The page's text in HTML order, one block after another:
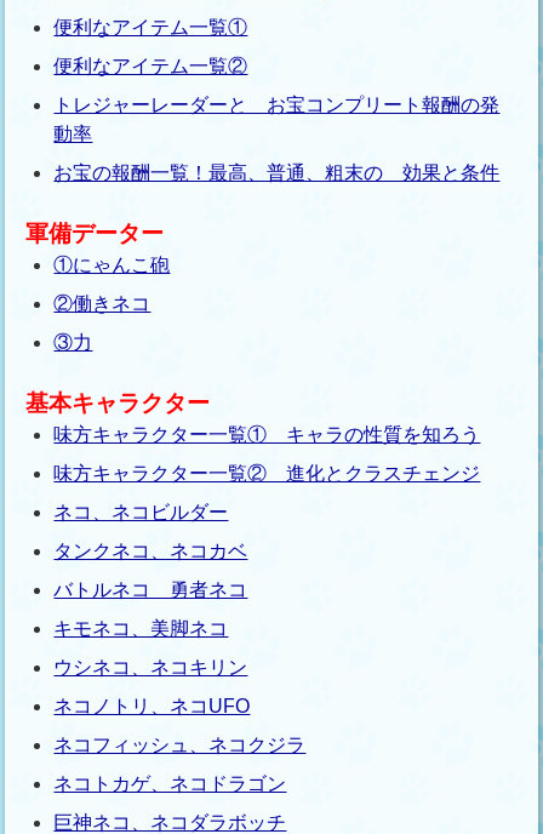
便利なアイテム一覧①
便利なアイテム一覧②
トレジャーレーダーと お宝コンプリート報酬の発
動率
お宝の報酬一覧！最高、普通、粗末の 効果と条件
軍備データー
①にゃんこ砲
②働きネコ
③力
基本キャラクター
味方キャラクター一覧① キャラの性質を知ろう
味方キャラクター一覧② 進化とクラスチェンジ
ネコ、ネコビルダー
タンクネコ、ネコカベ
バトルネコ 勇者ネコ
キモネコ、美脚ネコ
ウシネコ、ネコキリン
ネコノトリ、ネコUFO
ネコフィッシュ、ネコクジラ
ネコトカゲ、ネコドラゴン
巨神ネコ、ネコダラボッチ